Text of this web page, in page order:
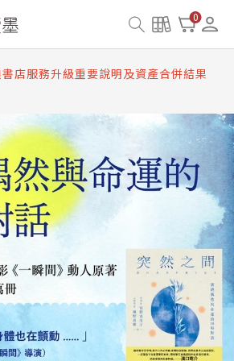
0
墨書櫃開通常見問題
墨 3 分鐘完成書櫃開通與資產合併申
書店服務升級重要說明及資產合併結果
讀墨數位閱讀資產合併與書櫃開通申請